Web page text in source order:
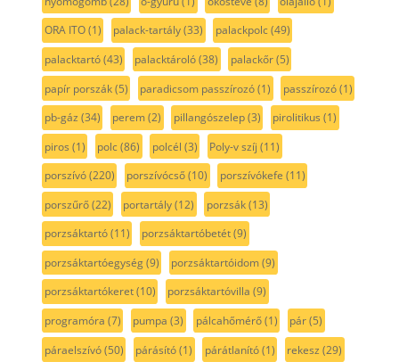
ORA ITO(1) palack-tartály(33) palackpolc(49)
palacktartó(43) palacktároló(38) palackőr(5)
papír porszák(5) paradicsom passzírozó(1) passzírozó(1)
pb-gáz (34) perem(2) pillangószelep(3) pirolitikus (1)
piros (1) polc(86) polcél (3) Poly-v szíj (11)
porszívó(220) porszívócső(10) porszívókefe (11)
porszűrő(22) portartály(12) porzsák(13)
porzsáktartó(11) porzsáktartóbetét(9)
porzsáktartóegység(9) porzsáktartóidom(9)
porzsáktartókeret(10) porzsáktartóvilla (9)
programóra (7) pumpa (3) pálcahőmérő(1) pár(5)
páraelszívó(50) párásító(1) párátlanító(1) rekesz (29)